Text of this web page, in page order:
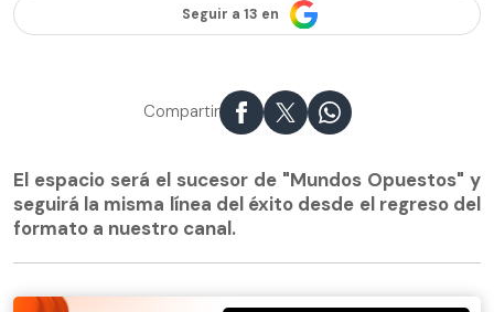
Seguir a 13 en
Compartir
El espacio será el sucesor de "Mundos Opuestos" y
seguirá la misma línea del éxito desde el regreso del
formato a nuestro canal.